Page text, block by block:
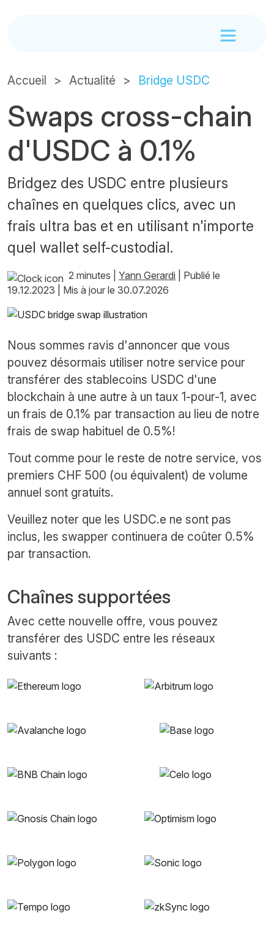
Accueil Actualité Bridge USDC
Swaps cross-chain
d'USDC à 0.1%
Bridgez des USDC entre plusieurs
chaînes en quelques clics, avec un
frais ultra bas et en utilisant n'importe
quel wallet self-custodial.
2 minutes Yann Gerardi
Publié le
19.12.2023
Mis à jour le 30.07.2026
Nous sommes ravis d'annoncer que vous
pouvez désormais utiliser notre service pour
transférer des stablecoins USDC d'une
blockchain à une autre à un taux 1-pour-1, avec
un frais de 0.1% par transaction au lieu de notre
frais de swap habituel de 0.5%!
Tout comme pour le reste de notre service, vos
premiers CHF 500 (ou équivalent) de volume
annuel sont gratuits.
Veuillez noter que les USDC.e ne sont pas
inclus, les swapper continuera de coûter 0.5%
par transaction.
Chaînes supportées
Avec cette nouvelle offre, vous pouvez
transférer des USDC entre les réseaux
suivants :